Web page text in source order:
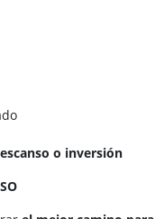
o inversión